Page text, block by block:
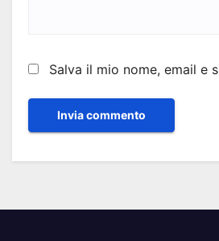
Salva il mio nome, email e